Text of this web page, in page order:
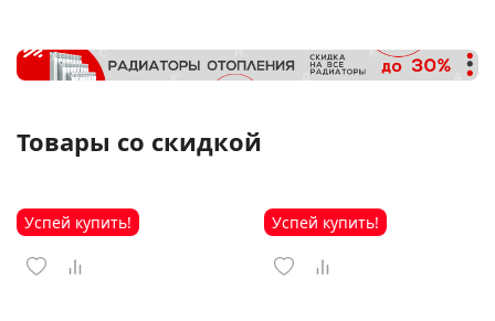
Товары со скидкой
Успей купить! Успей купить!